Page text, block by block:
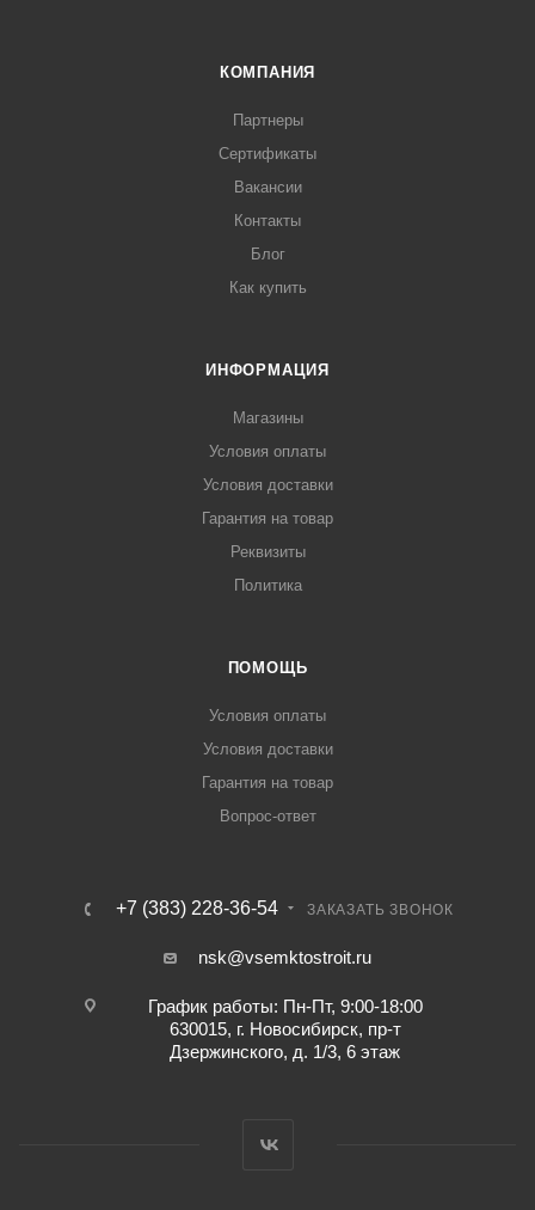
КОМПАНИЯ
Партнеры
Сертификаты
Вакансии
Контакты
Блог
Как купить
ИНФОРМАЦИЯ
Магазины
Условия оплаты
Условия доставки
Гарантия на товар
Реквизиты
Политика
ПОМОЩЬ
Условия оплаты
Условия доставки
Гарантия на товар
Вопрос-ответ
+7 (383) 228-36-54 ЗАКАЗАТЬ ЗВОНОК
nsk@vsemktostroit.ru
График работы: Пн-Пт, 9:00-18:00
630015, г. Новосибирск, пр-т
Дзержинского, д. 1/3, 6 этаж